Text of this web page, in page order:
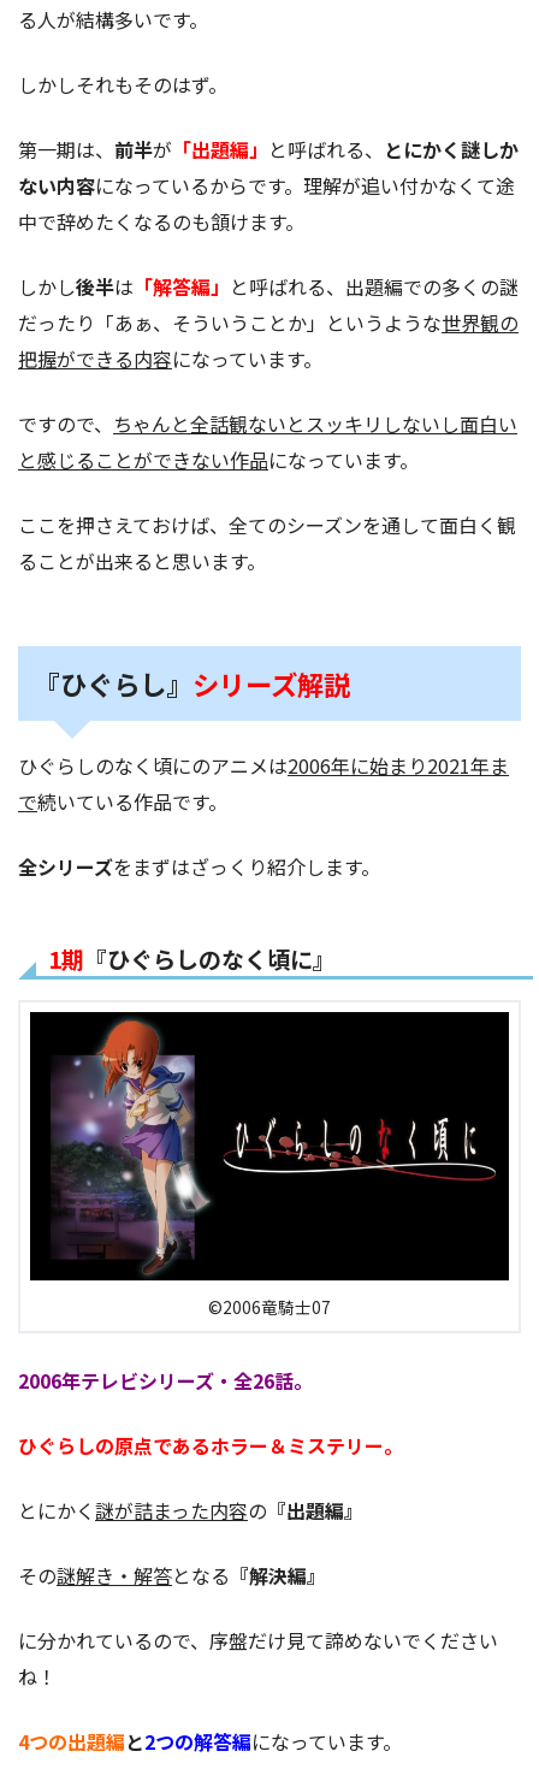
る人が結構多いです。
しかしそれもそのはず。
第一期は、 前半が 「出題編」 と呼ばれる、 とにかく謎しか
ない内容になっているからです。理解が追い付かなくて途
中で辞めたくなるのも頷けます。
しかし後半は 「解答編」 と呼ばれる、出題編での多くの謎
だったり「あぁ、そういうことか」というような世界観の
把握ができる内容になっています。
ですので、 ちゃんと全話観ないとスッキリしないし面白い
と感じることができない作品になっています。
ここを押さえておけば、全てのシーズンを通して面白く観
ることが出来ると思います。
『ひぐらし』 シリーズ解説
ひぐらしのなく頃にのアニメは2006年に始まり2021年ま
で続いている作品です。
全シリーズをまずはざっくり紹介します。
1期 『ひぐらしのなく頃に』
©2006竜騎士07
2006年テレビシリーズ・全26話。
ひぐらしの原点であるホラー＆ミステリー。
とにかく謎が詰まった内容の 『出題編』
その謎解き・解答となる 『解決編』
に分かれているので、序盤だけ見て諦めないでください
ね！
4つの出題編と2つの解答編になっています。